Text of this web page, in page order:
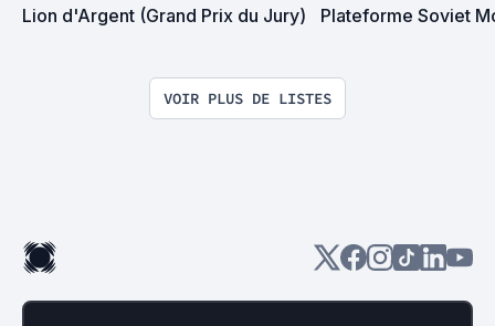
Lion d'Argent (Grand Prix du Jury) Plateforme Soviet
VOIR PLUS DE LISTES